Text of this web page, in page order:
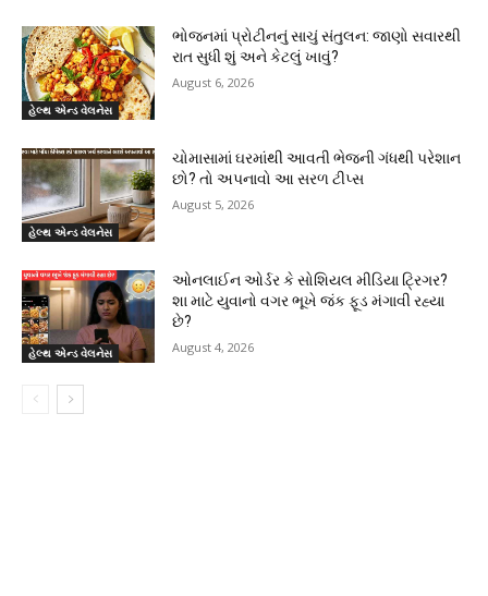
હેલ્થ એન્ડ વેલનેસ
ભોજનમાં પ્રોટીનનું સાચું સંતુલન: જાણો સવારથી
રાત સુધી શું અને કેટલું ખાવું?
August 6, 2026
હેલ્થ એન્ડ વેલનેસ
ચોમાસામાં ઘરમાંથી આવતી ભેજની ગંધથી પરેશાન
છો? તો અપનાવો આ સરળ ટીપ્સ
August 5, 2026
હેલ્થ એન્ડ વેલનેસ
ઓનલાઈન ઓર્ડર કે સોશિયલ મીડિયા ટ્રિગર?
શા માટે યુવાનો વગર ભૂખે જંક ફૂડ મંગાવી રહ્યા
છે?
August 4, 2026